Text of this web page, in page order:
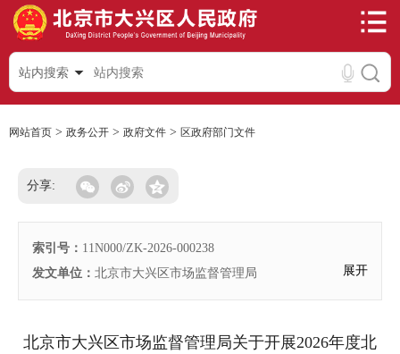
站内搜索
网站首页 > 政务公开 > 政府文件 > 区政府部门文件
分享:
索引号： 11N000/ZK-2026-000238
发文单位： 北京市大兴区市场监督管理局 展开
北京市大兴区市场监督管理局关于开展2026年度北